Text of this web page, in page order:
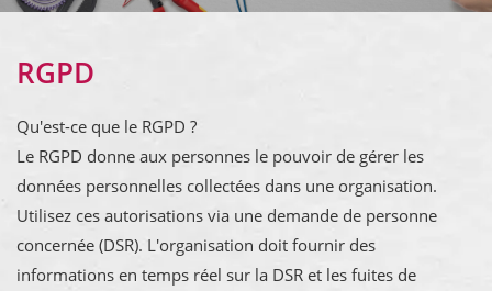
RGPD
Qu'est-ce que le RGPD ?
Le RGPD donne aux personnes le pouvoir de gérer les
données personnelles collectées dans une organisation.
Utilisez ces autorisations via une demande de personne
concernée (DSR). L'organisation doit fournir des
informations en temps réel sur la DSR et les fuites de